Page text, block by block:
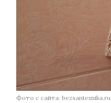
Фото с сайта: bezsantexnika.ru